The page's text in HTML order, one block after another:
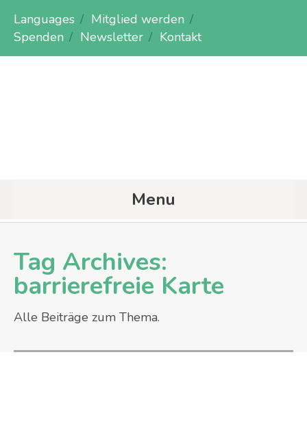
Languages
Mitglied werden
Spenden
Newsletter Kontakt
Menu
Tag Archives:
barrierefreie Karte
Alle Beiträge zum Thema.